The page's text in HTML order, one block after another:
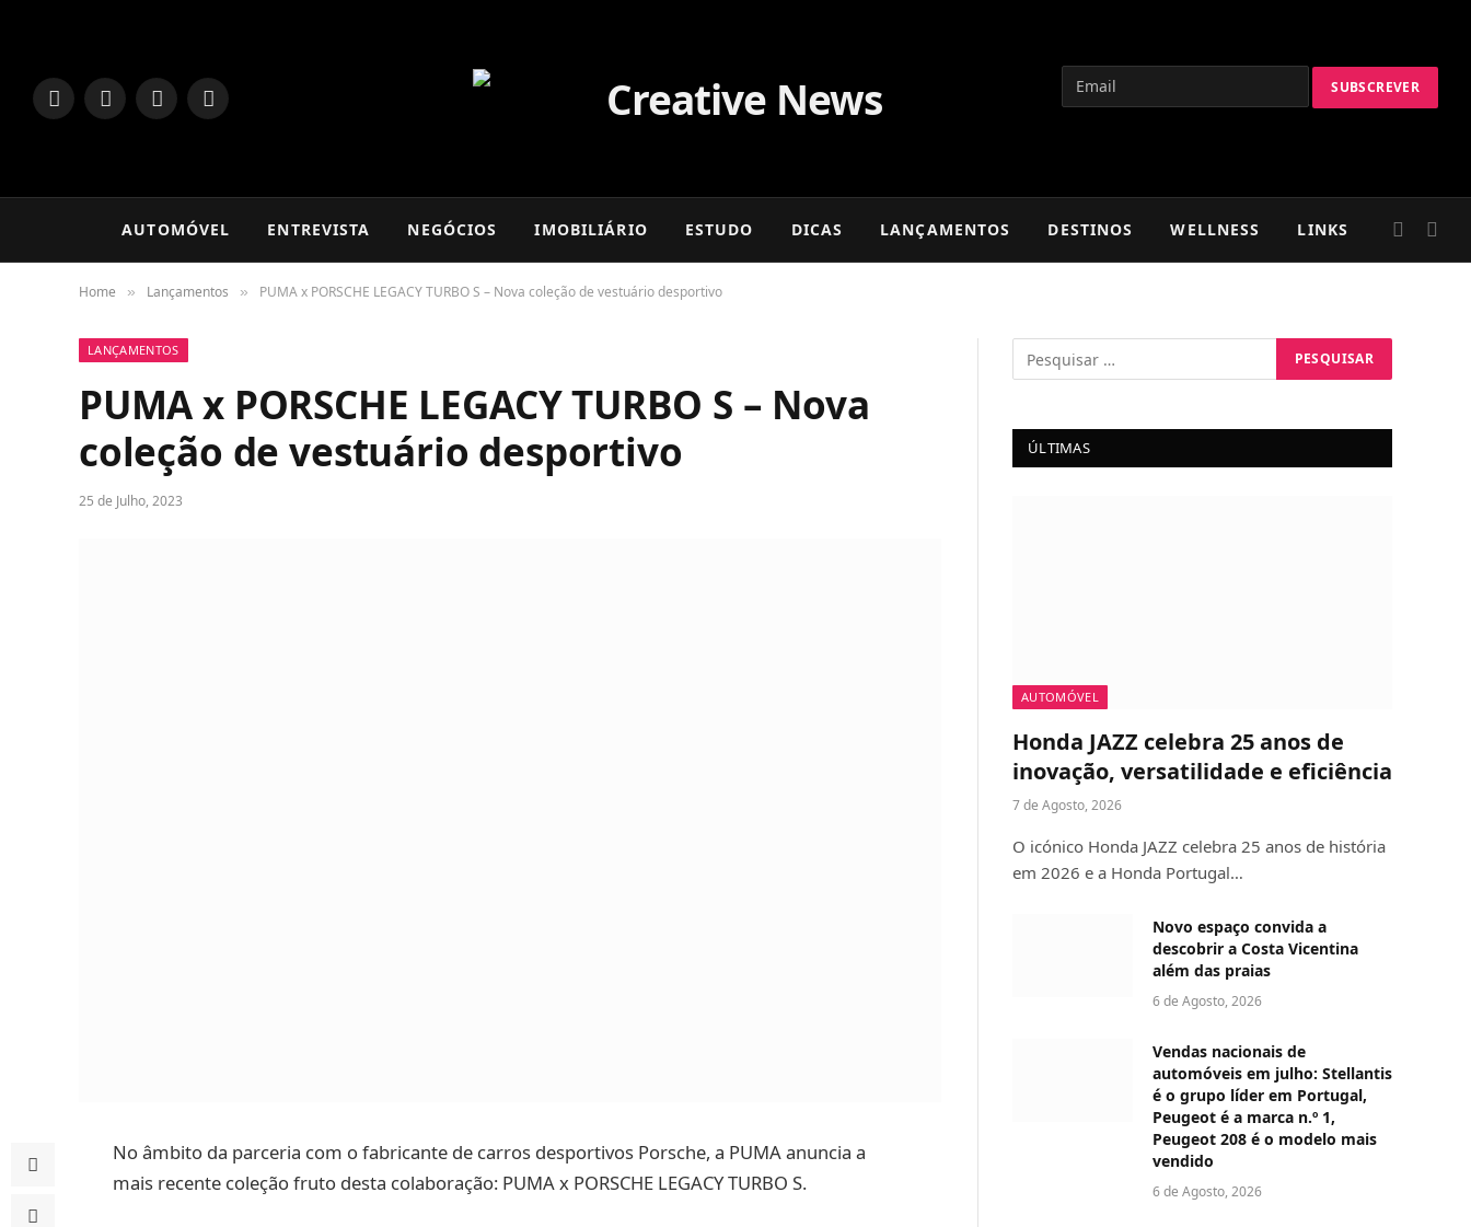
LinkedInFacebookInstagram
TikTok
AUTOMÓVEL ENTREVISTA NEGÓCIOS IMOBILIÁRIO ESTUDO DICAS LANÇAMENTOS DESTINOS WELLNESS LINKS
Home » Lançamentos » PUMA x PORSCHE LEGACY TURBO S – Nova coleção de vestuário desportivo
LANÇAMENTOS
PUMA x PORSCHE LEGACY TURBO S – Nova
coleção de vestuário desportivo
25 de Julho, 2023
No âmbito da parceria com o fabricante de carros desportivos Porsche, a PUMA anuncia a
mais recente coleção fruto desta colaboração: PUMA x PORSCHE LEGACY TURBO S.
ÚLTIMAS
AUTOMÓVEL
Honda JAZZ celebra 25 anos de
inovação, versatilidade e eficiência
7 de Agosto, 2026
O icónico Honda JAZZ celebra 25 anos de história
em 2026 e a Honda Portugal…
Novo espaço convida a
descobrir a Costa Vicentina
além das praias
6 de Agosto, 2026
Vendas nacionais de
automóveis em julho: Stellantis
é o grupo líder em Portugal,
Peugeot é a marca n.º 1,
Peugeot 208 é o modelo mais
vendido
6 de Agosto, 2026